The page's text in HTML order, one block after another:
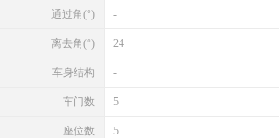
通过角(°) -
离去角(°) 24
车身结构 -
车门数 5
座位数 5